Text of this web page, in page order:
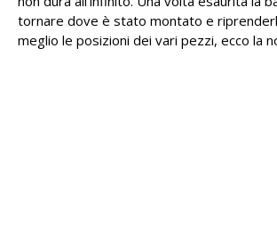
tornare dove è stato montato e
meglio le posizioni dei vari pezzi, ecco la